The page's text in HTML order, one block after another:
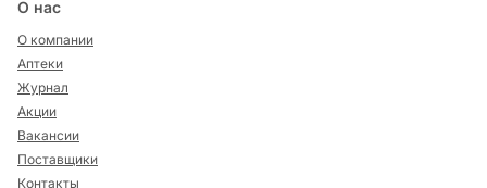
О нас
О компании
Аптеки
Журнал
Акции
Вакансии
Поставщики
Контакты